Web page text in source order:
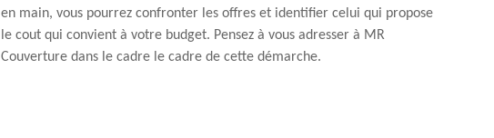
en main, vous pourrez confronter les offres et identifier celui qui propose
le cout qui convient à votre budget. Pensez à vous adresser à MR
Couverture dans le cadre le cadre de cette démarche.